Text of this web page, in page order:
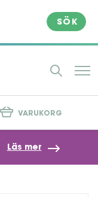
SÖK
VARUKORG
Läs mer